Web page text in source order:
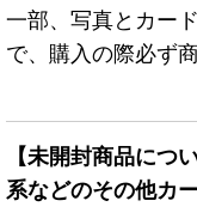
一部、写真とカー
で、購入の際必ず
【未開封商品につ
系などのその他カ